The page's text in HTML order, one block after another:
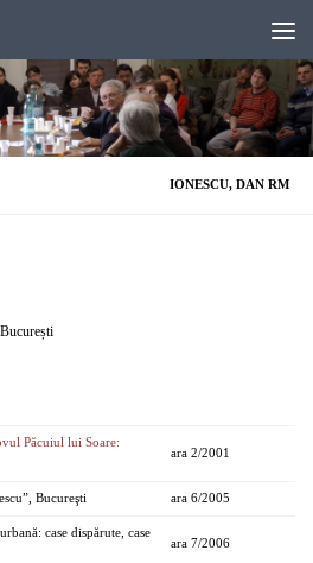
IONESCU, DAN RM
Păcuiul lui Soare:
ara 2/2001
Bucureşti ara 6/2005
case dispărute, case
ara 7/2006